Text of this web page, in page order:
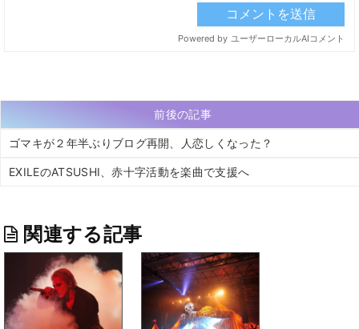
前後の記事
ゴマキが２年半ぶりブログ再開、人恋しくなった？
EXILEのATSUSHI、赤十字活動を楽曲で支援へ
関連する記事